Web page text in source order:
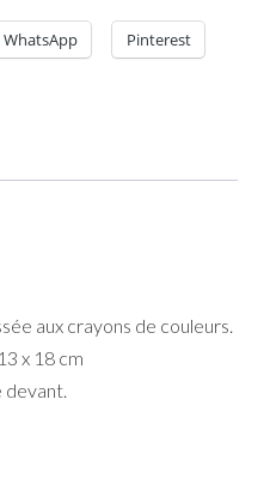
WhatsApp Pinterest
aux crayons de couleurs.
x 18 cm
devant.